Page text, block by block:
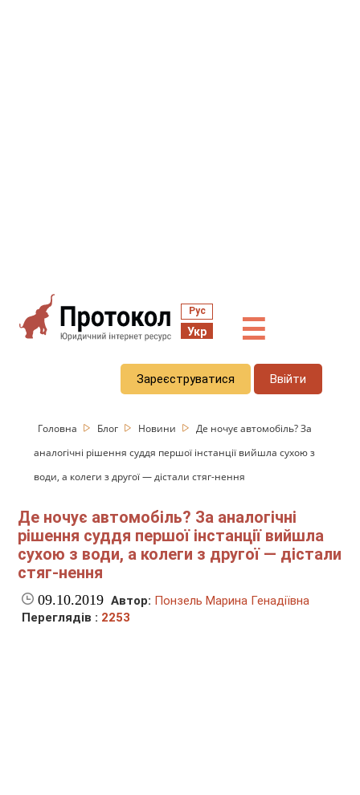
Рус
Укр ☰
Зареєструватися Ввійти
Головна Блог Новини
Де ночує автомобіль? За
аналогічні рішення суддя першої інстанції вийшла сухою з
води, а колеги з другої — дістали стяг-нення
Де ночує автомобіль? За аналогічні
рішення суддя першої інстанції вийшла
сухою з води, а колеги з другої — дістали
стяг-нення
09.10.2019 Автор: Понзель Марина Генадіївна
Переглядів : 2253